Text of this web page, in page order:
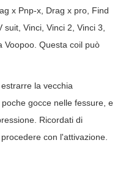
x Pnp-x, Drag x pro, Find
Vinci, Vinci 2, Vinci 3,
Voopoo. Questa coil può
la vecchia
gocce nelle fessure, e
Ricordati di
con l'attivazione.